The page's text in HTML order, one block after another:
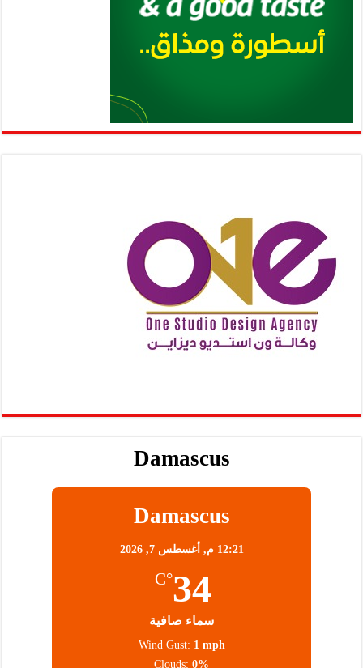
Damascus
Damascus
12:21 م, أغسطس 7, 2026
34
°C
سماء صافية
Wind Gust: 1 mph
Clouds: 0%